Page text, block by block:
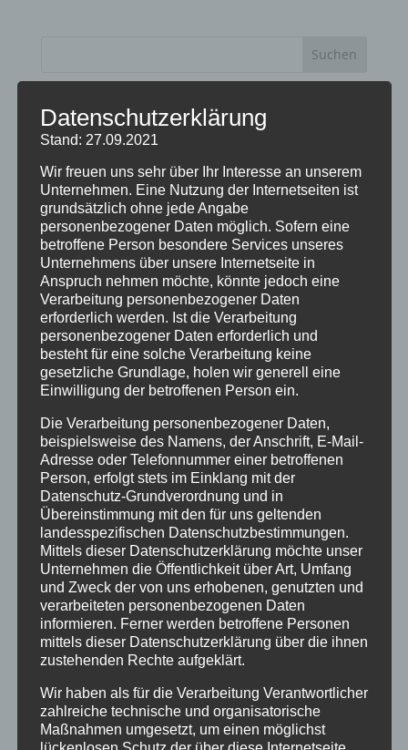
Neueste Beiträge
Geschenkgutscheine
Alpgäuer Brozeitbrettchen Treue Aktion
Unterschiedliche Brotzeitbretter mit
Wunschgravur
Holz-Schlüsselanhänger
Holzpostkarten
Kategorien
Aktion
Holzartikel
Holzschilder
Info
Termine
Archiv
April 2023
Januar 2021
März 2018
Datenschutzerklärung
Stand: 27.09.2021
Wir freuen uns sehr über Ihr Interesse an unserem
Unternehmen. Eine Nutzung der Internetseiten ist
grundsätzlich ohne jede Angabe
personenbezogener Daten möglich. Sofern eine
betroffene Person besondere Services unseres
Unternehmens über unsere Internetseite in
Anspruch nehmen möchte, könnte jedoch eine
Verarbeitung personenbezogener Daten
erforderlich werden. Ist die Verarbeitung
personenbezogener Daten erforderlich und
besteht für eine solche Verarbeitung keine
gesetzliche Grundlage, holen wir generell eine
Einwilligung der betroffenen Person ein.
Die Verarbeitung personenbezogener Daten,
beispielsweise des Namens, der Anschrift, E-Mail-
Adresse oder Telefonnummer einer betroffenen
Person, erfolgt stets im Einklang mit der
Datenschutz-Grundverordnung und in
Übereinstimmung mit den für uns geltenden
landesspezifischen Datenschutzbestimmungen.
Mittels dieser Datenschutzerklärung möchte unser
Unternehmen die Öffentlichkeit über Art, Umfang
und Zweck der von uns erhobenen, genutzten und
verarbeiteten personenbezogenen Daten
informieren. Ferner werden betroffene Personen
mittels dieser Datenschutzerklärung über die ihnen
zustehenden Rechte aufgeklärt.
Wir haben als für die Verarbeitung Verantwortlicher
zahlreiche technische und organisatorische
Maßnahmen umgesetzt, um einen möglichst